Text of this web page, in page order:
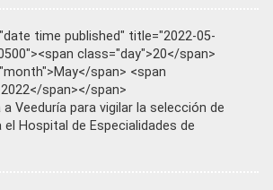
time published" title="2022-05-
class="day">20</span>
span> <span
span></span>
Veeduría para vigilar la selección de
el Hospital de Especialidades de